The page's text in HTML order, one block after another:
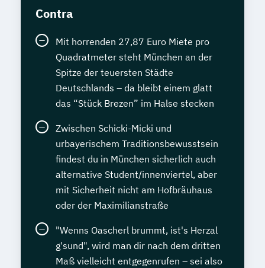
Contra
Mit horrenden 27,87 Euro Miete pro
Quadratmeter steht München an der
Spitze der teuersten Städte
Deutschlands – da bleibt einem glatt
das “Stück Brezen” im Halse stecken
Zwischen Schicki-Micki und
urbayerischem Traditionsbewusstsein
findest du in München sicherlich auch
alternative Student/innenviertel, aber
mit Sicherheit nicht am Hofbräuhaus
oder der Maximilianstraße
"Wenns Oascherl brummt, ist's Herzal
g'sund", wird man dir nach dem dritten
Maß vielleicht entgegenrufen – sei also